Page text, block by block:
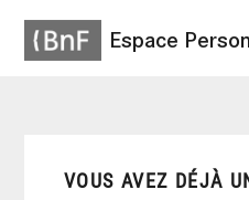
Espace
VOUS AVEZ DÉJÀ